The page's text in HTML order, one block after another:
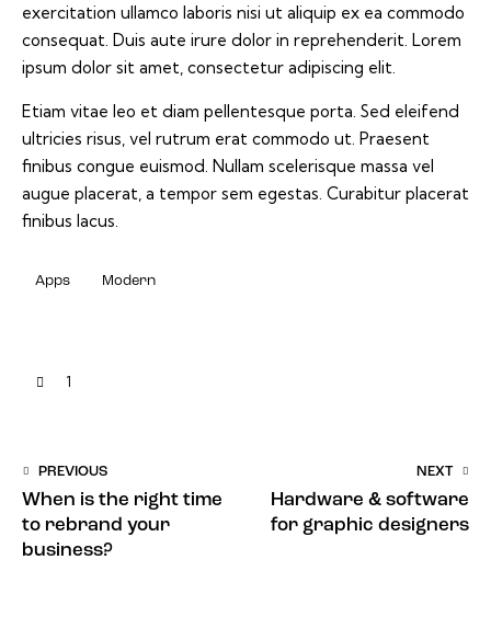
exercitation ullamco laboris nisi ut aliquip ex ea commodo
consequat. Duis aute irure dolor in reprehenderit. Lorem
ipsum dolor sit amet, consectetur adipiscing elit.
Etiam vitae leo et diam pellentesque porta. Sed eleifend
ultricies risus, vel rutrum erat commodo ut. Praesent
finibus congue euismod. Nullam scelerisque massa vel
augue placerat, a tempor sem egestas. Curabitur placerat
finibus lacus.
Apps Modern
1
PREVIOUS
When is the right time
to rebrand your
business?
NEXT
Hardware & software
for graphic designers